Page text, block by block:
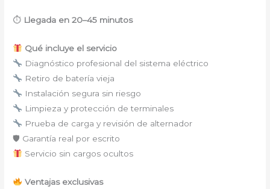
⏱ Llegada en 20–45 minutos
Qué incluye el servicio
Diagnóstico profesional del sistema eléctrico
Retiro de batería vieja
Instalación segura sin riesgo
Limpieza y protección de terminales
Prueba de carga y revisión de alternador
🛡 Garantía real por escrito
Servicio sin cargos ocultos
Ventajas exclusivas